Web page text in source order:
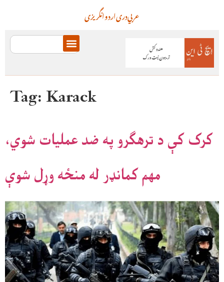
انگریزیاردودریعربي
Tag:Karack
کرک کې د ترهګرو په ضد عملیات شوي،
مهم کمانډر له منځه وړل شوې